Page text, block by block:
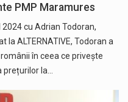
PMP Maramures
cu Adrian Todoran,
ALTERNATIVE, Todoran a
în ceea ce privește
la…